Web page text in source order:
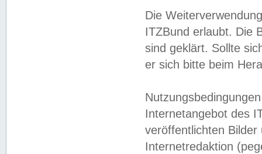
Die
ITZBund erlaubt. Die
sind geklärt. Sollte
er sich bitte beim
Internetangebot des
veröffentlichten
Internetredaktion